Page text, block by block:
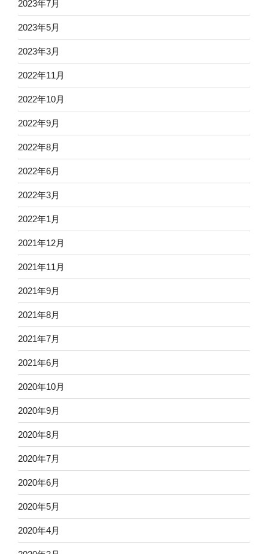
2023年7月
2023年5月
2023年3月
2022年11月
2022年10月
2022年9月
2022年8月
2022年6月
2022年3月
2022年1月
2021年12月
2021年11月
2021年9月
2021年8月
2021年7月
2021年6月
2020年10月
2020年9月
2020年8月
2020年7月
2020年6月
2020年5月
2020年4月